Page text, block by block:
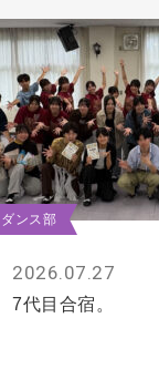
ダンス部
2026.07.27
7代目合宿。